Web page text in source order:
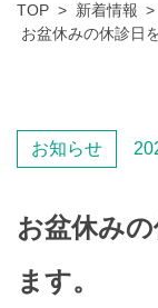
TOP > 新着情報 >
お盆休みの休診日
お知らせ
お盆休み
ます。